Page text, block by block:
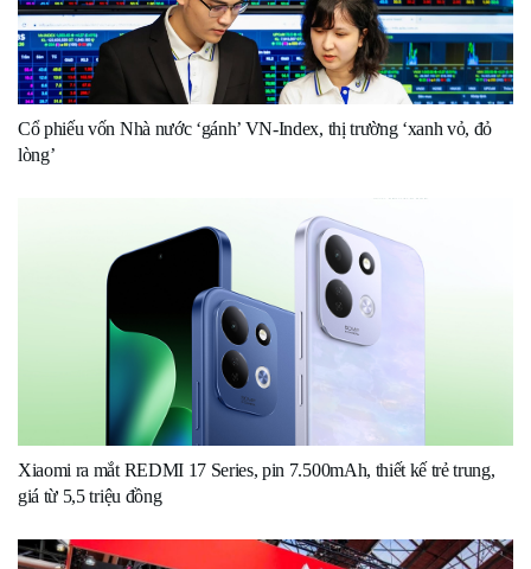
Cổ phiếu vốn Nhà nước ‘gánh’ VN-Index, thị trường ‘xanh vỏ, đỏ
lòng’
Xiaomi ra mắt REDMI 17 Series, pin 7.500mAh, thiết kế trẻ trung,
giá từ 5,5 triệu đồng